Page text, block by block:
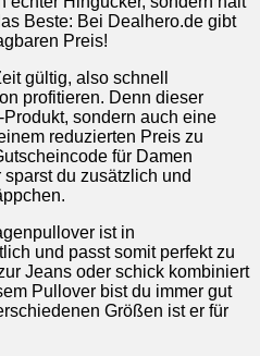
Beste: Bei Dealhero.de gibt
Preis!
gültig, also schnell
profitieren. Denn dieser
sondern auch eine
reduzierten Preis zu
für Damen
du zusätzlich und
ist in
und passt somit perfekt zu
Jeans oder schick kombiniert
Pullover bist du immer gut
Größen ist er für